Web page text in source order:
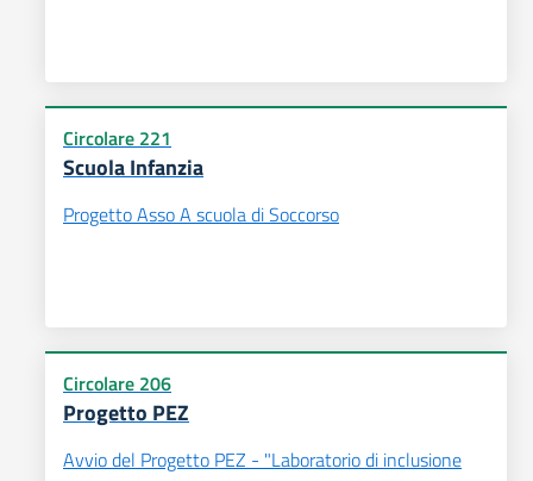
Circolare 221
Scuola Infanzia
Progetto Asso A scuola di Soccorso
Circolare 206
Progetto PEZ
Avvio del Progetto PEZ - "Laboratorio di inclusione